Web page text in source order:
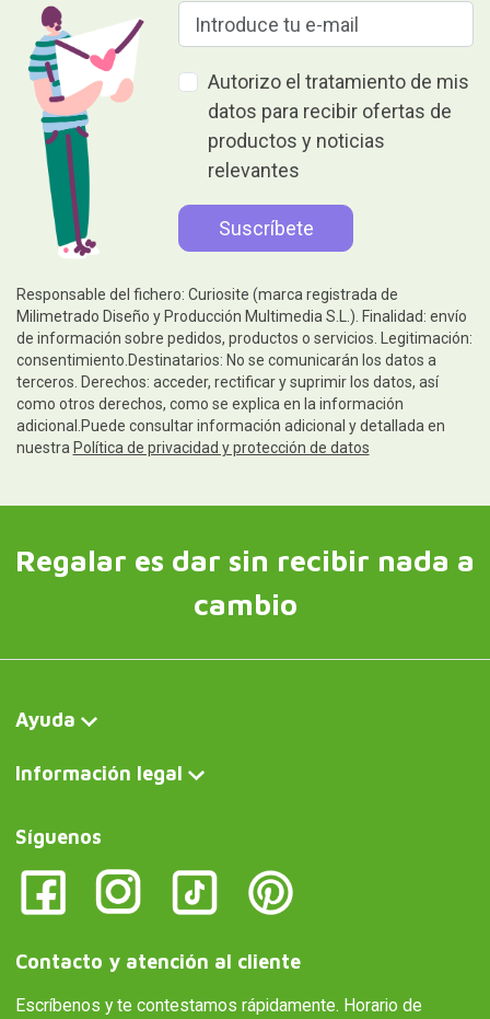
Autorizo el tratamiento de mis
datos para recibir ofertas de
productos y noticias
relevantes
Responsable del fichero: Curiosite (marca registrada de
Milimetrado Diseño y Producción Multimedia S.L.). Finalidad: envío
de información sobre pedidos, productos o servicios. Legitimación:
consentimiento.Destinatarios: No se comunicarán los datos a
terceros. Derechos: acceder, rectificar y suprimir los datos, así
como otros derechos, como se explica en la información
adicional.Puede consultar información adicional y detallada en
nuestra Política de privacidad y protección de datos
Regalar es dar sin recibir nada a
cambio
Ayuda
Información legal
Síguenos
Contacto y atención al cliente
Escríbenos y te contestamos rápidamente. Horario de